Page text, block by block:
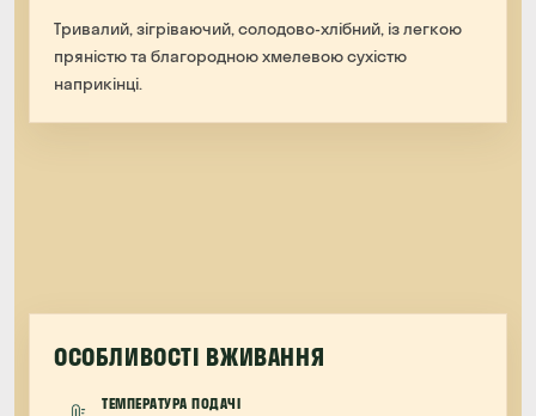
Тривалий, зігріваючий, солодово-хлібний, із легкою
пряністю та благородною хмелевою сухістю
наприкінці.
ОСОБЛИВОСТІ ВЖИВАННЯ
ТЕМПЕРАТУРА ПОДАЧІ